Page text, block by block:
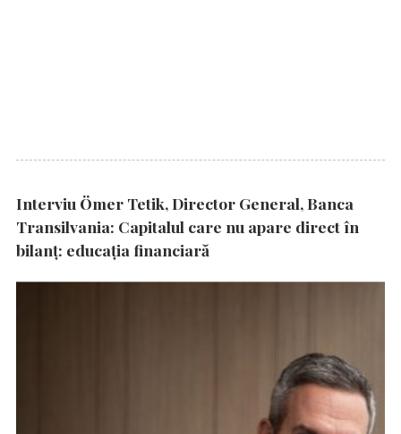
Interviu Ömer Tetik, Director General, Banca
Transilvania: Capitalul care nu apare direct în
bilanț: educația financiară